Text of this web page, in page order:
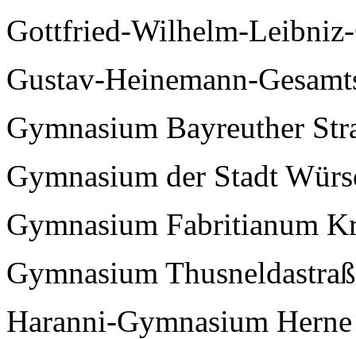
Gottfried-Wilhelm-
Gustav-Heinemann-
Gymnasium Bayreuther
Gymnasium der Stadt
Gymnasium Fabritianum
Gymnasium
Haranni-Gymnasium Herne